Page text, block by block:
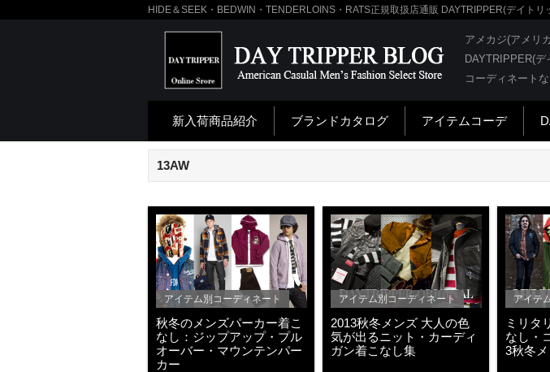
HIDE＆SEEK・BEDWIN・TENDERLOINS・RATS正規取扱店通販 DAYTRIPPER(デイトリ
アメカジ(アメリ
DAYTRIPPER(
コーディネート
新入荷商品紹介 ブランドカタログ アイテムコーデ
13AW
アイテム別コーディネート
秋冬のメンズパーカー着こ
なし：ジップアップ・プル
オーバー・マウンテンパー
カー
アイテム別コーディネート
2013秋冬メンズ 大人の色
気が出るニット・カーディ
ガン着こなし集
アイテ
ミリタ
なし・
3秋冬